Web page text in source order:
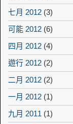
七月 2012 (3)
可能 2012 (6)
四月 2012 (4)
遊行 2012 (2)
二月 2012 (2)
一月 2012 (1)
九月 2011 (1)